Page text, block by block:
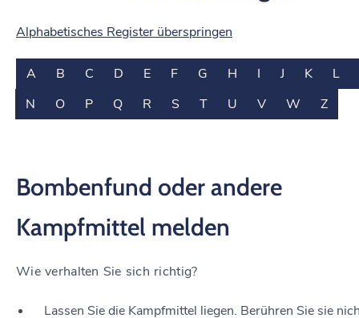
Alphabetisches Register überspringen
A B C D E F G H I J K
L
N
O P Q R S T U V W Z
Bombenfund oder andere
Kampfmittel melden
Wie verhalten Sie sich richtig?
Lassen Sie die Kampfmittel liegen. Berühren Sie sie